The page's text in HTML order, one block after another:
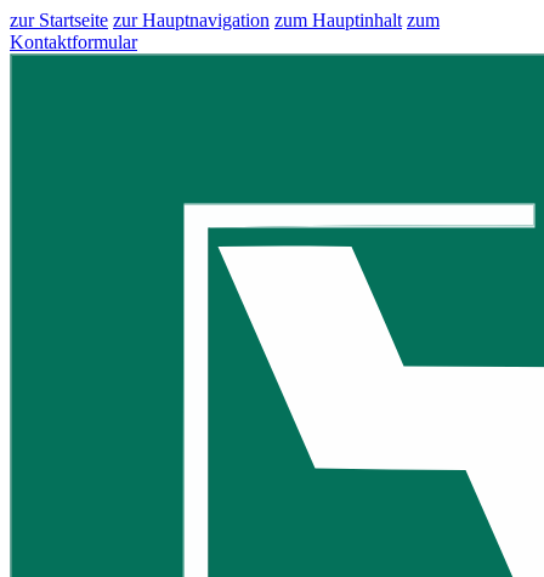
zur Startseite zur Hauptnavigation zum Hauptinhalt zum
Kontaktformular